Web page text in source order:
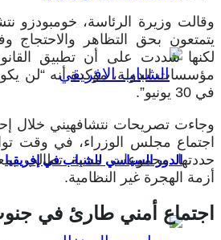
الدور السياسي للشباب في إفريقيا
وقالت وزيرة الرئاسة، خومبودزو
يتمتعون بحق التظاهر والاحتجاج
لكنها شددت على أن تطبيق
مؤسسات الدولة، مؤكدة أنه “لن
في 30 يونيو”.
وجاءت تصريحات نتشافهيني خلال
اجتماع مجلس الوزراء، في وقت
حددتها مجموعات مدنية تطالب
أزمة الهجرة غير النظامية.
اجتماع أمني طارئ في